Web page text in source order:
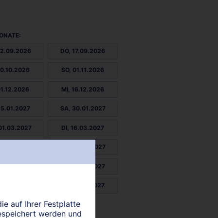
DO, 17.09.2026
SO, 01.11.2026
MI, 16.12.2026
SA, 30.01.2027
DI, 16.03.2027
FR, 30.04.2027
SO, 13.06.2027
MI, 28.07.2027
auf Ihrer Festplatte
werden und